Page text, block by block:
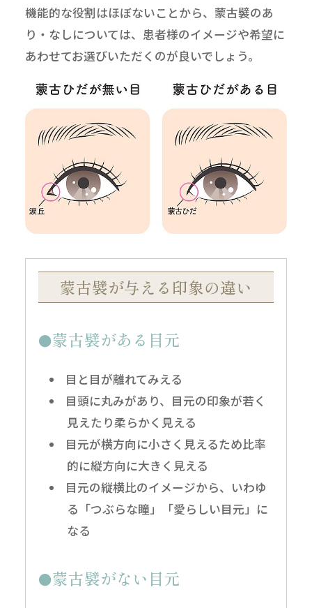
機能的な役割はほぼないことから、蒙古襞のあ
り・なしについては、患者様のイメージや希望に
あわせてお選びいただくのが良いでしょう。
蒙古襞が与える印象の違い
蒙古襞がある目元
目と目が離れてみえる
目頭に丸みがあり、目元の印象が若く
見えたり柔らかく見える
目元が横方向に小さく見えるため比率
的に縦方向に大きく見える
目元の縦横比のイメージから、いわゆ
る「つぶらな瞳」「愛らしい目元」に
なる
蒙古襞がない目元